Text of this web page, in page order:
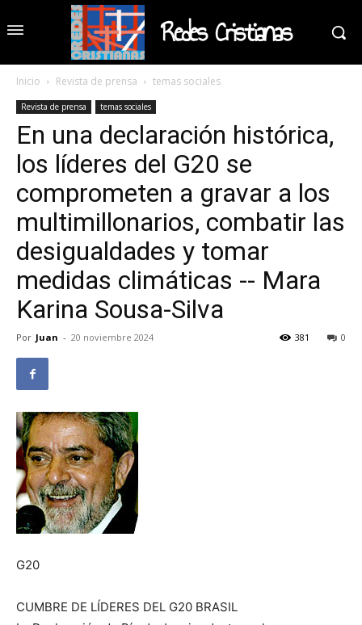
Redes Cristianas
Inicio Revista de prensa temas sociales
Revista de prensa temas sociales
En una declaración histórica,
los líderes del G20 se
comprometen a gravar a los
multimillonarios, combatir las
desigualdades y tomar
medidas climáticas -- Mara
Karina Sousa-Silva
Por Juan - 20 noviembre 2024 0
381
G20
CUMBRE DE LÍDERES DEL G20 BRASIL